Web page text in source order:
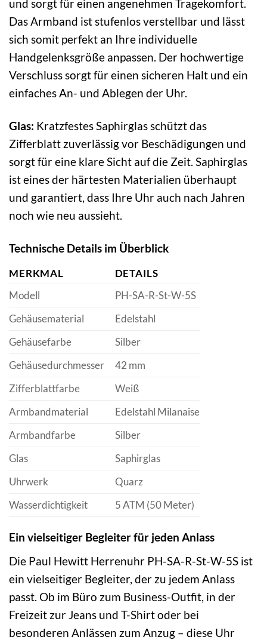
und sorgt für einen angenehmen Tragekomfort.
Das Armband ist stufenlos verstellbar und lässt
sich somit perfekt an Ihre individuelle
Handgelenksgröße anpassen. Der hochwertige
Verschluss sorgt für einen sicheren Halt und ein
einfaches An- und Ablegen der Uhr.
Glas: Kratzfestes Saphirglas schützt das
Zifferblatt zuverlässig vor Beschädigungen und
sorgt für eine klare Sicht auf die Zeit. Saphirglas
ist eines der härtesten Materialien überhaupt
und garantiert, dass Ihre Uhr auch nach Jahren
noch wie neu aussieht.
Technische Details im Überblick
MERKMAL
DETAILS
Modell
PH-SA-R-St-W-5S
Gehäusematerial
Edelstahl
Gehäusefarbe
Silber
Gehäusedurchmesser
42 mm
Zifferblattfarbe
Weiß
Armbandmaterial
Edelstahl Milanaise
Armbandfarbe
Silber
Glas
Saphirglas
Uhrwerk
Quarz
Wasserdichtigkeit
5 ATM (50 Meter)
Ein vielseitiger Begleiter für jeden Anlass
Die Paul Hewitt Herrenuhr PH-SA-R-St-W-5S ist
ein vielseitiger Begleiter, der zu jedem Anlass
passt. Ob im Büro zum Business-Outfit, in der
Freizeit zur Jeans und T-Shirt oder bei
besonderen Anlässen zum Anzug – diese Uhr